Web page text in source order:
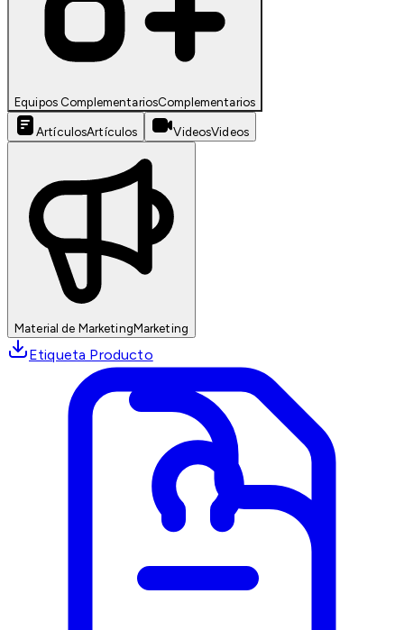
Equipos ComplementariosComplementarios
ArtículosArtículos VideosVideos
Material de MarketingMarketing
Etiqueta Producto